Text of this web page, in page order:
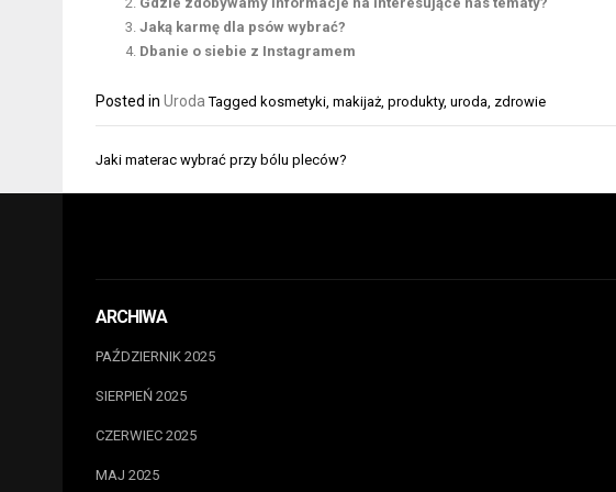
Jaką karmę dla psów wybrać?
Dbanie o siebie z Instagramem
Posted in Uroda Tagged kosmetyki, makijaż, produkty, uroda, zdrowie
Nawigacja
Jaki materac wybrać przy bólu pleców?
ARCHIWA
PAŹDZIERNIK 2025
SIERPIEŃ 2025
CZERWIEC 2025
MAJ 2025